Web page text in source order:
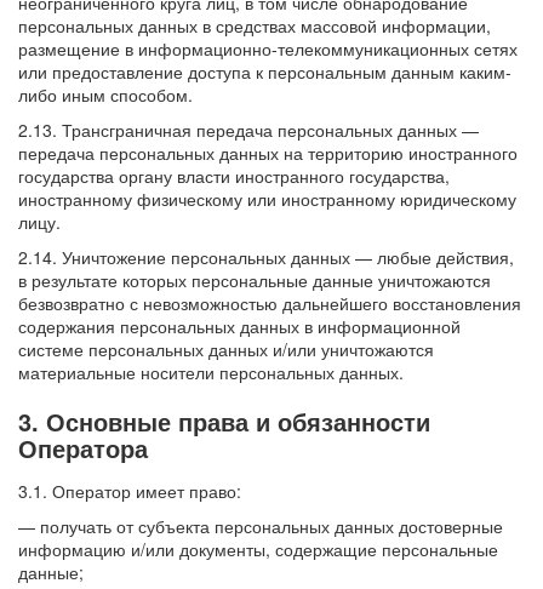
персональных данных в средствах массовой информации,
размещение в информационно-телекоммуникационных сетях
или предоставление доступа к персональным данным каким-
либо иным способом.
2.13. Трансграничная передача персональных данных —
передача персональных данных на территорию иностранного
государства органу власти иностранного государства,
иностранному физическому или иностранному юридическому
лицу.
2.14. Уничтожение персональных данных — любые действия,
в результате которых персональные данные уничтожаются
безвозвратно с невозможностью дальнейшего восстановления
содержания персональных данных в информационной
системе персональных данных и/или уничтожаются
материальные носители персональных данных.
3. Основные права и обязанности
Оператора
3.1. Оператор имеет право:
— получать от субъекта персональных данных достоверные
информацию и/или документы, содержащие персональные
данные;